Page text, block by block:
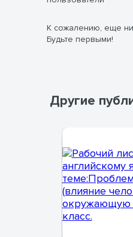
К сожалению, еще
Будьте первыми!
Другие